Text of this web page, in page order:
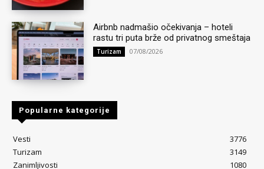
Airbnb nadmašio očekivanja – hoteli
rastu tri puta brže od privatnog smeštaja
Turizam 07/08/2026
Popularne kategorije
Vesti
3776
Turizam
3149
Zanimljivosti
1080